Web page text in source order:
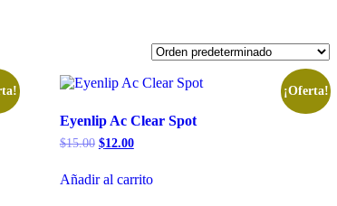
¡Oferta!
Eyenlip Ac Clear Spot
$15.00 El
era:
$12.00El
es:
Añadir al carrito